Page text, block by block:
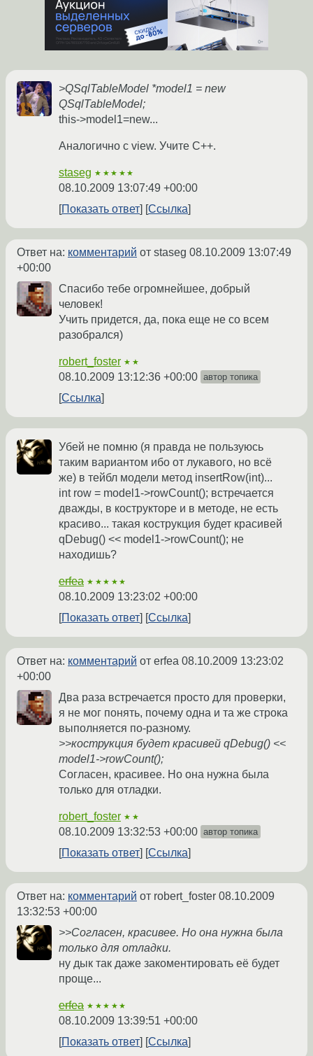
>QSqlTableModel *model1 = new
QSqlTableModel;
this->model1=new...
Аналогично с view. Учите C++.
staseg ★★★★★
08.10.2009 13:07:49 +00:00
Показать ответ
Ссылка
Ответ на: комментарий от staseg 08.10.2009 13:07:49
+00:00
Спасибо тебе огромнейшее, добрый
человек!
Учить придется, да, пока еще не со всем
разобрался)
robert_foster ★★
08.10.2009 13:12:36 +00:00 автор топика
Ссылка
Убей не помню (я правда не пользуюсь
таким вариантом ибо от лукавого, но всё
же) в тейбл модели метод insertRow(int)...
int row = model1->rowCount(); встречается
дважды, в кострукторе и в методе, не есть
красиво... такая кострукция будет красивей
qDebug() << model1->rowCount(); не
находишь?
erfea ★★★★★
08.10.2009 13:23:02 +00:00
Показать ответ
Ссылка
Ответ на: комментарий от erfea 08.10.2009 13:23:02
+00:00
Два раза встречается просто для проверки,
я не мог понять, почему одна и та же строка
выполняется по-разному.
>>кострукция будет красивей qDebug() <<
model1->rowCount();
Согласен, красивее. Но она нужна была
только для отладки.
robert_foster ★★
08.10.2009 13:32:53 +00:00 автор топика
Показать ответ Ссылка
Ответ на: комментарий от robert_foster 08.10.2009
13:32:53 +00:00
>>Согласен, красивее. Но она нужна была
только для отладки.
ну дык так даже закоментировать её будет
проще...
erfea ★★★★★
08.10.2009 13:39:51 +00:00
Показать ответ
Ссылка